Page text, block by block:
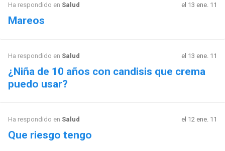
Ha respondido en Salud el 13 ene. 11
Mareos
Ha respondido en Salud el 13 ene. 11
¿Niña de 10 años con candisis que crema
puedo usar?
Ha respondido en Salud el 12 ene. 11
Que riesgo tengo